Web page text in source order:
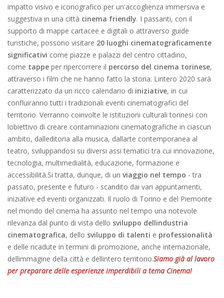
impatto visivo e iconografico per un'accoglienza immersiva e
suggestiva in una città cinema friendly. I passanti, con il
supporto di mappe cartacee e digitali o attraverso guide
turistiche, possono visitare 20 luoghi cinematograficamente
significativi come piazze e palazzi del centro cittadino,
come tappe per ripercorrere il percorso del cinema torinese,
attraverso i film che ne hanno fatto la storia. Lintero 2020 sarà
caratterizzato da un ricco calendario di iniziative, in cui
confluiranno tutti i tradizionali eventi cinematografici del
territorio. Verranno coinvolte le istituzioni culturali torinesi con
lobiettivo di creare contaminazioni cinematografiche in ciascun
ambito, dalleditoria alla musica, dallarte contemporanea al
teatro, sviluppandosi su diversi assi tematici tra cui innovazione,
tecnologia, multimedialità, educazione, formazione e
accessibilità. Si tratta, dunque, di un viaggio nel tempo - tra
passato, presente e futuro - scandito dai vari appuntamenti,
iniziative ed eventi organizzati. Il ruolo di Torino e del Piemonte
nel mondo del cinema ha assunto nel tempo una notevole
rilevanza dal punto di vista dello sviluppo dellindustria
cinematografica, dello sviluppo di talenti e professionalità
e delle ricadute in termini di promozione, anche internazionale,
dellimmagine della città e dellintero territorio.Siamo già al lavoro
per preparare delle esperienze imperdibili a tema Cinema!